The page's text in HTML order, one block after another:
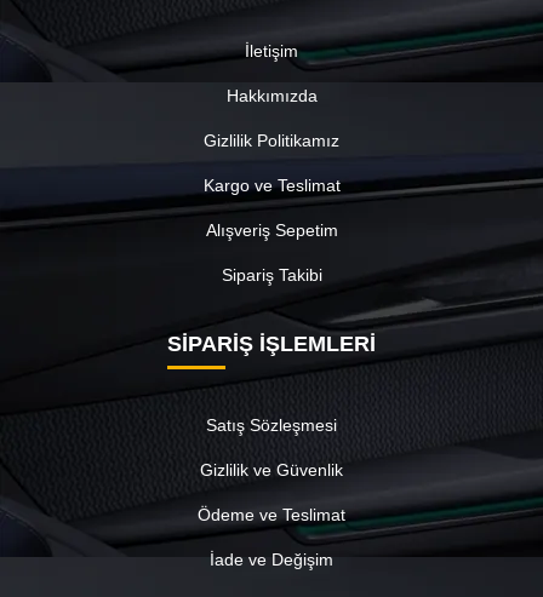
İletişim
Hakkımızda
Gizlilik Politikamız
Kargo ve Teslimat
Alışveriş Sepetim
Sipariş Takibi
SİPARİŞ İŞLEMLERİ
Satış Sözleşmesi
Gizlilik ve Güvenlik
Ödeme ve Teslimat
İade ve Değişim